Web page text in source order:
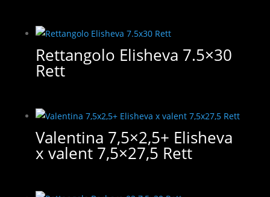
Rettangolo Elisheva 7.5×30
Rett
Valentina 7,5×2,5+ Elisheva
x valent 7,5×27,5 Rett